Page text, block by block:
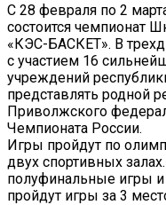
С 28 февраля по 2
состоится чемпионат
«КЭС-БАСКЕТ». В
с участием 16
учреждений
представлять родной
Приволжского
Чемпионата России.
Игры пройдут по
двух спортивных
полуфинальные игры и
пройдут игры за 3